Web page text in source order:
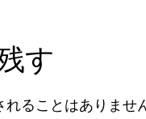
す
ることはありませ